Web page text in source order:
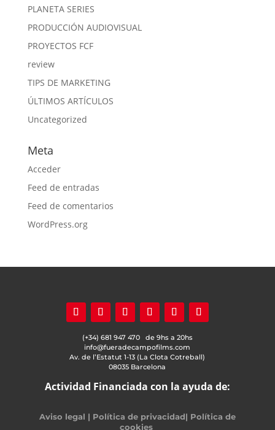
PLANETA SERIES
PRODUCCIÓN AUDIOVISUAL
PROYECTOS FCF
review
TIPS DE MARKETING
ÚLTIMOS ARTÍCULOS
Uncategorized
Meta
Acceder
Feed de entradas
Feed de comentarios
WordPress.org
(+34) 681 947 470 de 9hs a 20hs
info@fueradecampofilms.com
Av. de l’Estatut 1-13 (La Clota Cotreball)
08035 Barcelona
Actividad Financiada con la ayuda de:
Aviso legal | Política de privacidad| Política de
cookies